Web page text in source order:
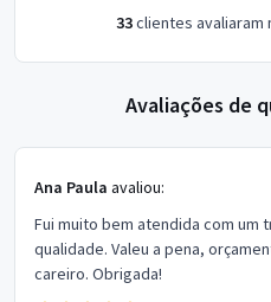
33clientes avaliaram
Avaliações de
Ana Paula avaliou:
Fui muito bem atendida com um
qualidade. Valeu a pena,
careiro. Obrigada!